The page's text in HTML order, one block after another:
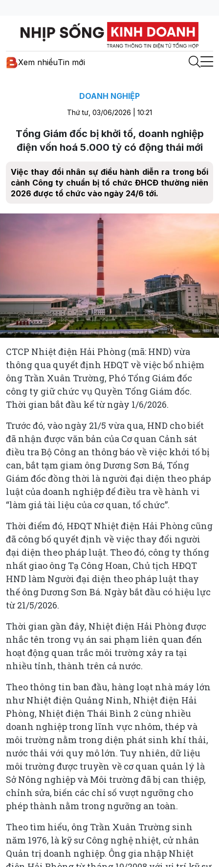
Xem nhiềuTin mới
DOANH NGHIỆP
Thứ tư, 03/06/2026 | 10:21
Tổng Giám đốc bị khởi tố, doanh nghiệp
điện vốn hoá 5.000 tỷ có động thái mới
Việc thay đổi nhân sự điều hành diễn ra trong bối
cảnh Công ty chuẩn bị tổ chức ĐHCĐ thường niên
2026 được tổ chức vào ngày 24/6 tới.
CTCP Nhiệt điện Hải Phòng (mã: HND) vừa
thông qua quyết định HĐQT về việc bổ nhiệm
ông Trần Xuân Trường, Phó Tổng Giám đốc
công ty giữ chức vụ Quyền Tổng Giám đốc.
Thời gian bắt đầu kể từ ngày 1/6/2026.
Trước đó, vào ngày 21/5 vừa qua, HND cho biết
đã nhận được văn bản của Cơ quan Cảnh sát
điều tra Bộ Công an thông báo về việc khởi tố bị
can, bắt tạm giam ông Dương Sơn Bá, Tổng
Giám đốc đồng thời là người đại diện theo pháp
luật của doanh nghiệp để điều tra về hành vi
“làm giả tài liệu của cơ quan, tổ chức”.
Thời điểm đó, HĐQT Nhiệt điện Hải Phòng cũng
đã công bố quyết định về việc thay đổi người
đại diện theo pháp luật. Theo đó, công ty thống
nhất giao ông Tạ Công Hoan, Chủ tịch HĐQT
HND làm Người đại diện theo pháp luật thay
thế ông Dương Sơn Bá. Ngày bắt đầu có hiệu lực
từ 21/5/2026.
Thời gian gần đây, Nhiệt điện Hải Phòng được
nhắc tên trong vụ án sai phạm liên quan đến
hoạt động quan trắc môi trường xảy ra tại
nhiều tỉnh, thành trên cả nước.
Theo thông tin ban đầu, hàng loạt nhà máy lớn
như Nhiệt điện Quảng Ninh, Nhiệt điện Hải
Phòng, Nhiệt điện Thái Bình 2 cùng nhiều
doanh nghiệp trong lĩnh vực nhôm, thép và
môi trường nằm trong diện phát sinh khí thải,
nước thải với quy mô lớn. Tuy nhiên, dữ liệu
môi trường được truyền về cơ quan quản lý là
Sở Nông nghiệp và Môi trường đã bị can thiệp,
chỉnh sửa, biến các chỉ số vượt ngưỡng cho
phép thành nằm trong ngưỡng an toàn.
Theo tìm hiểu, ông Trần Xuân Trường sinh
năm 1976, là kỹ sư Công nghệ nhiệt, cử nhân
Quản trị doanh nghiệp. Ông gia nhập Nhiệt